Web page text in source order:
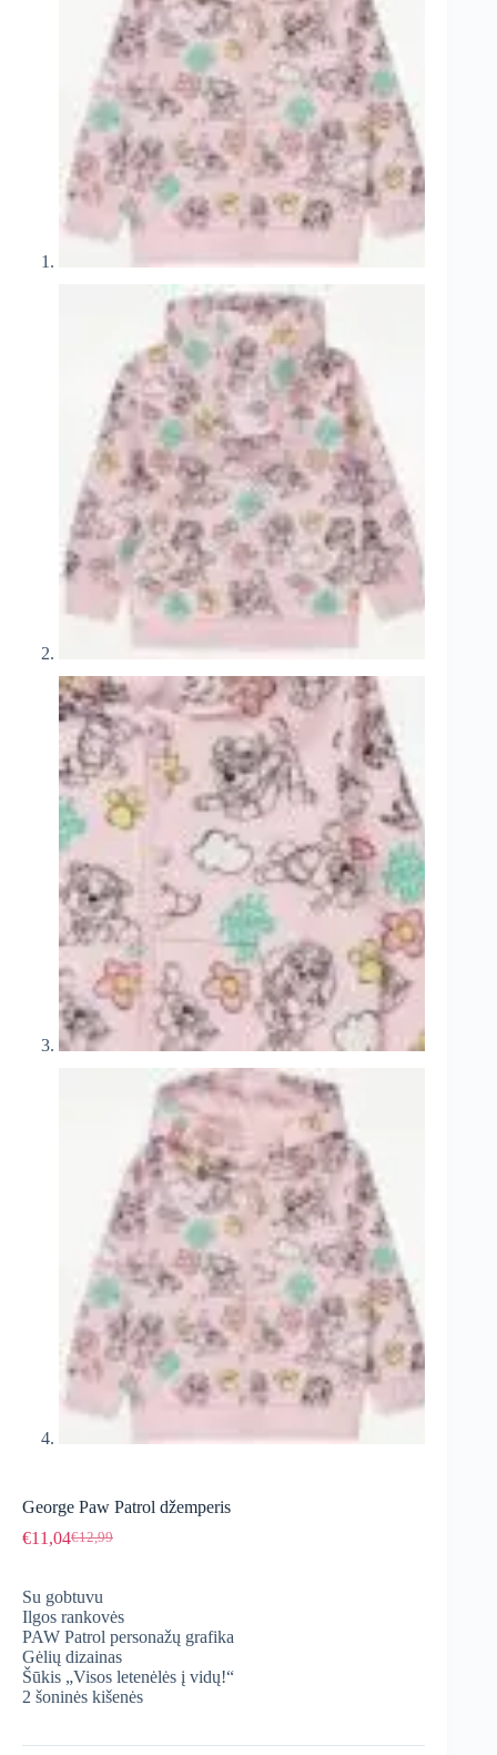
George Paw Patrol džemperis
€12,99
Original
€12,99.
€11,04Current
€11,04.
Su gobtuvu
Ilgos rankovės
PAW Patrol personažų grafika
Gėlių dizainas
Šūkis „Visos letenėlės į vidų!“
2 šoninės kišenės